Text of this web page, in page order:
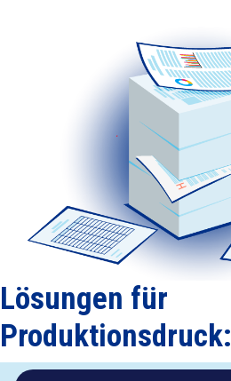
Lösungen für
Produktionsdruck: